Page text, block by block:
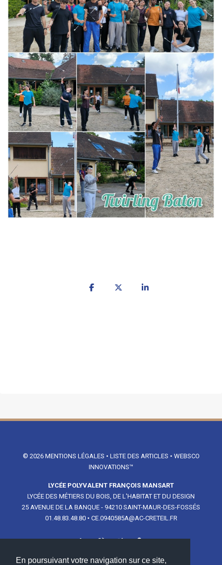
En poursuivant votre navigation sur ce site,
© 2026 MENTIONS LÉGALES • LISTE DES ARTICLES • WEBSCO
INNOVATIONS™
LYCÉE POLYVALENT FRANÇOIS MANSART
LYCÉE DES MÉTIERS DU BOIS, DE L'HABITAT ET DU DESIGN
25 AVENUE DE LA BANQUE - 94210 SAINT-MAUR-DES-FOSSÉS
01.48.83.48.80• CE.0940585A@AC-CRETEIL.FR